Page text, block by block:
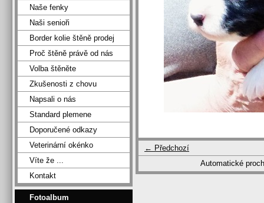
← Předchozí
Automatické
Naše fenky
Naši senioři
Border kolie štěně prodej
Proč štěně právě od nás
Volba štěněte
Zkušenosti z chovu
Napsali o nás
Standard plemene
Doporučené odkazy
Veterinární okénko
Víte že ...
Kontakt
Fotoalbum